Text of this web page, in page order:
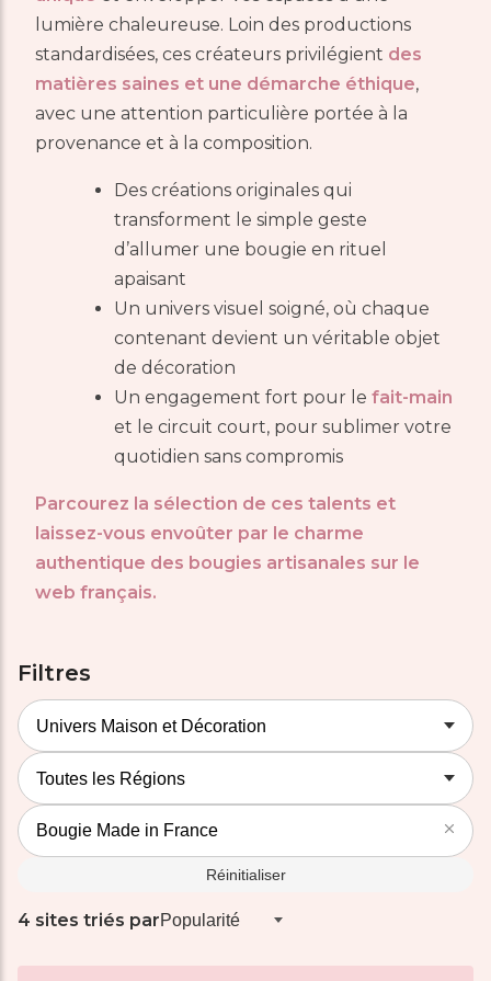
lumière chaleureuse. Loin des productions
standardisées, ces créateurs privilégient des
matières saines et une démarche éthique,
avec une attention particulière portée à la
provenance et à la composition.
Des créations originales qui
transforment le simple geste
d’allumer une bougie en rituel
apaisant
Un univers visuel soigné, où chaque
contenant devient un véritable objet
de décoration
Un engagement fort pour le fait-main
et le circuit court, pour sublimer votre
quotidien sans compromis
Parcourez la sélection de ces talents et
laissez-vous envoûter par le charme
authentique des bougies artisanales sur le
web français.
Filtres
Réinitialiser
4 sites triés par